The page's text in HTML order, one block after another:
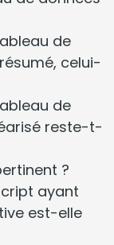
de
celui-
de
reste-t-
?
ayant
est-elle